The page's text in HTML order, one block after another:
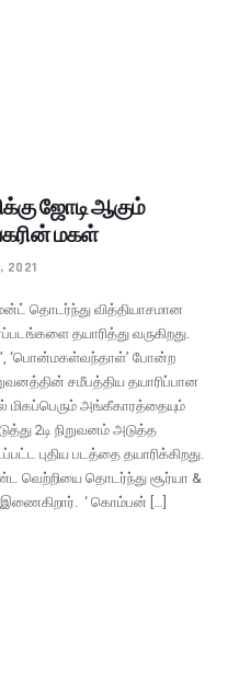
ஜோடி ஆகும்
மகள்
2021
தொடர்ந்து வித்தியாசமான
தயாரித்து வருகிறது.
‘பொன்மகள்வந்தாள்’ போன்ற
சமீபத்திய தயாரிப்பான
மிகப்பெரும் அங்கீகாரத்தையும்
2டி நிறுவனம் அடுத்த
புதிய படத்தை தயாரிக்கிறது.
வெற்றியை தொடர்ந்து சூர்யா &
இணைகிறார். ‘ கொம்பன் […]